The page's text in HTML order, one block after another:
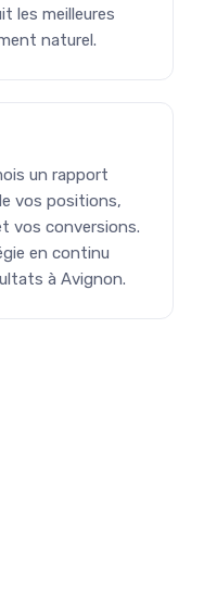
les meilleures
naturel.
un rapport
vos positions,
vos conversions.
en continu
à Avignon.